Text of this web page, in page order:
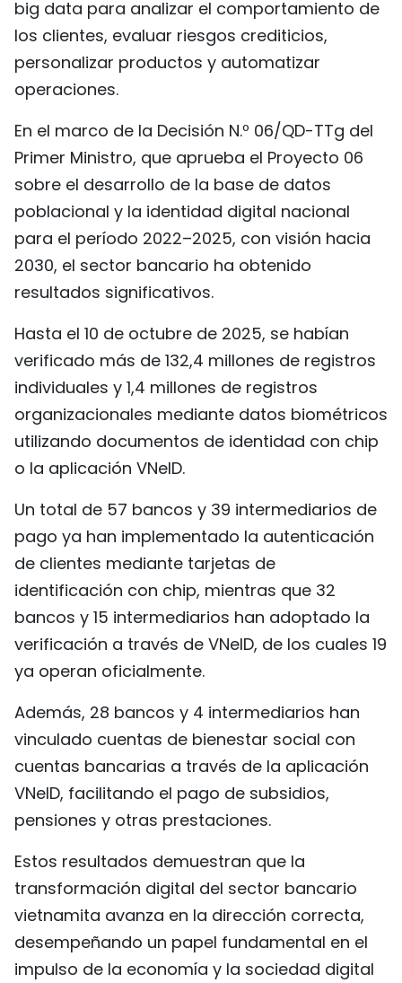
big data para analizar el comportamiento de
los clientes, evaluar riesgos crediticios,
personalizar productos y automatizar
operaciones.
En el marco de la Decisión N.º 06/QD-TTg del
Primer Ministro, que aprueba el Proyecto 06
sobre el desarrollo de la base de datos
poblacional y la identidad digital nacional
para el período 2022–2025, con visión hacia
2030, el sector bancario ha obtenido
resultados significativos.
Hasta el 10 de octubre de 2025, se habían
verificado más de 132,4 millones de registros
individuales y 1,4 millones de registros
organizacionales mediante datos biométricos
utilizando documentos de identidad con chip
o la aplicación VNeID.
Un total de 57 bancos y 39 intermediarios de
pago ya han implementado la autenticación
de clientes mediante tarjetas de
identificación con chip, mientras que 32
bancos y 15 intermediarios han adoptado la
verificación a través de VNeID, de los cuales 19
ya operan oficialmente.
Además, 28 bancos y 4 intermediarios han
vinculado cuentas de bienestar social con
cuentas bancarias a través de la aplicación
VNeID, facilitando el pago de subsidios,
pensiones y otras prestaciones.
Estos resultados demuestran que la
transformación digital del sector bancario
vietnamita avanza en la dirección correcta,
desempeñando un papel fundamental en el
impulso de la economía y la sociedad digital